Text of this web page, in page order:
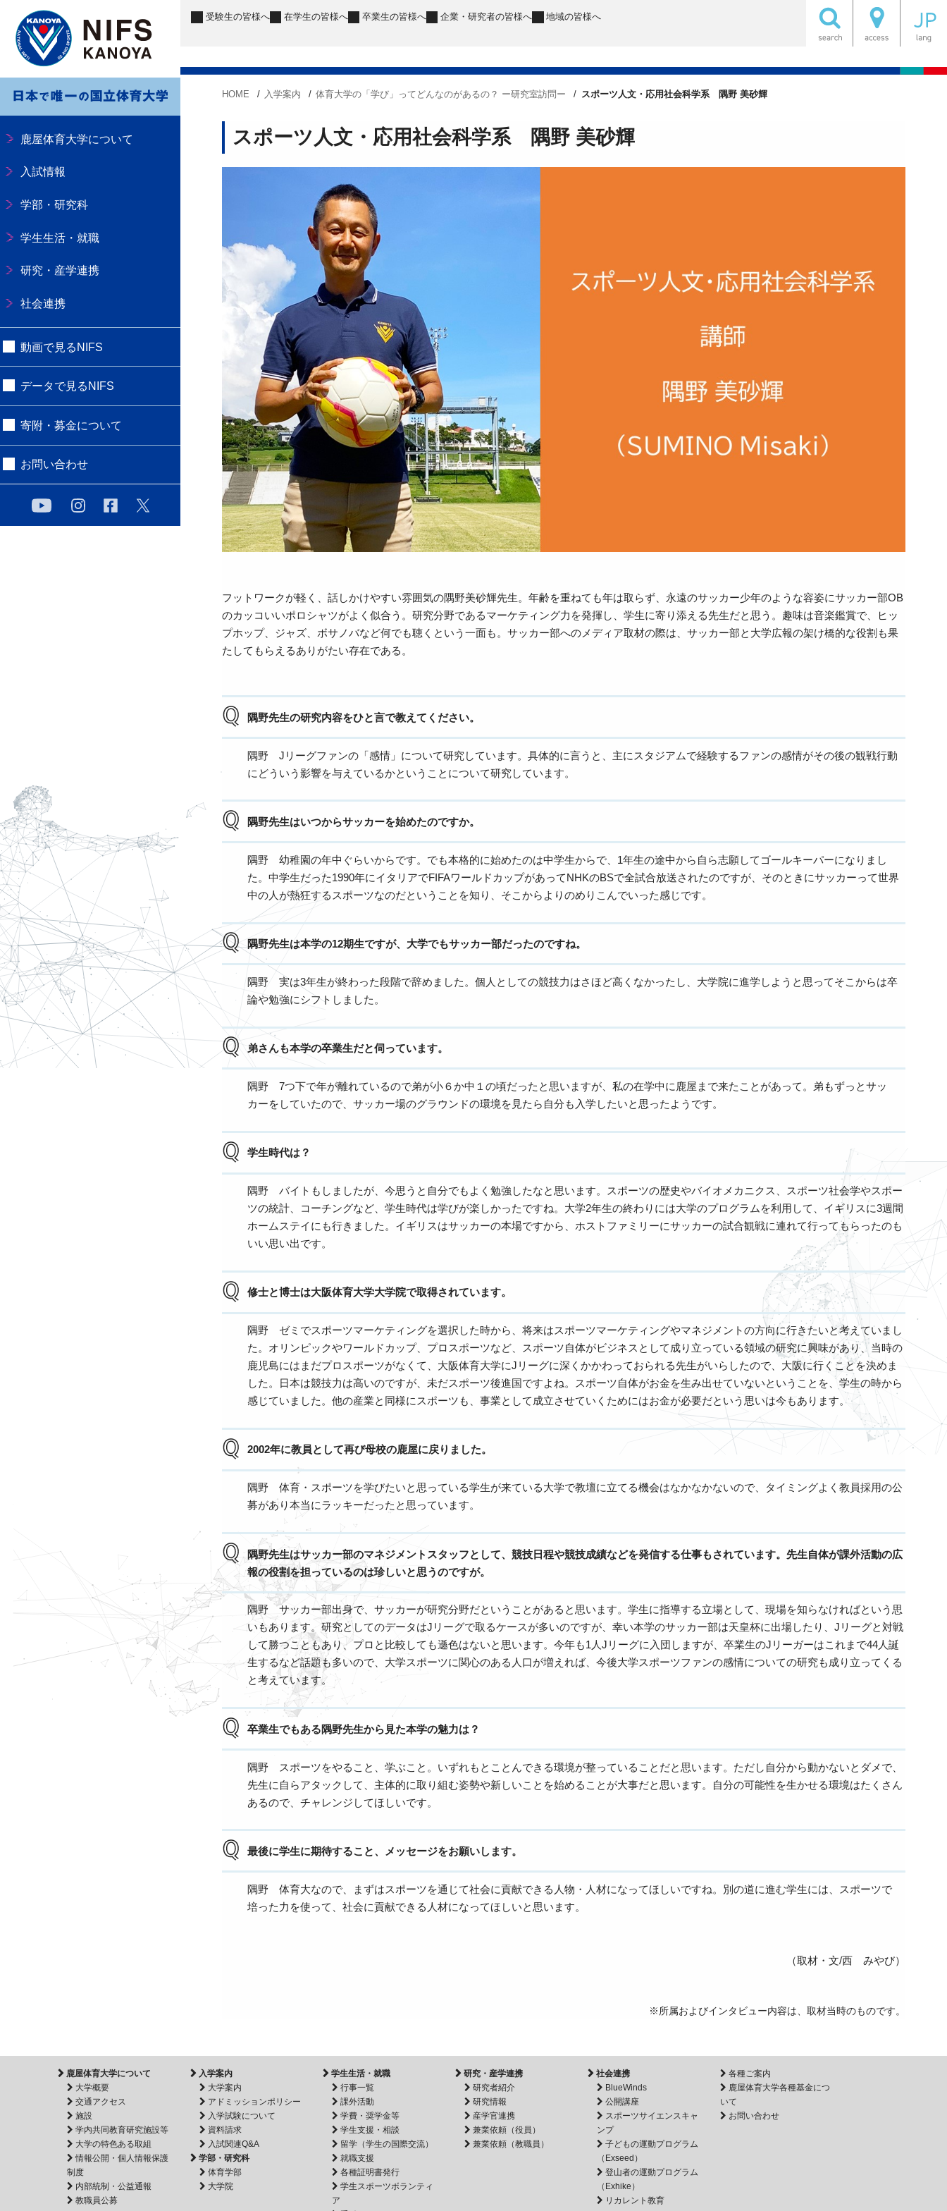
鹿屋体育大学について
入試情報
学部・研究科
学生生活・就職
研究・産学連携
社会連携
動画で見るNIFS
データで見るNIFS
寄附・募金について
お問い合わせ
受験生の皆様へ 在学生の皆様へ 卒業生の皆様へ 企業・研究者の皆様へ 地域の皆様へ
HOME 入学案内 体育大学の「学び」ってどんなのがあるの？ ー研究室訪問ー スポーツ人文・応用社会科学系 隅野 美砂輝
スポーツ人文・応用社会科学系 隅野 美砂輝
フットワークが軽く、話しかけやすい雰囲気の隅野美砂輝先生。年齢を重ねても年は取らず、永遠のサッカー少年のような容姿にサッカー部OB
のカッコいいポロシャツがよく似合う。研究分野であるマーケティング力を発揮し、学生に寄り添える先生だと思う。趣味は音楽鑑賞で、ヒッ
プホップ、ジャズ、ボサノバなど何でも聴くという一面も。サッカー部へのメディア取材の際は、サッカー部と大学広報の架け橋的な役割も果
たしてもらえるありがたい存在である。
隅野先生の研究内容をひと言で教えてください。
隅野 Jリーグファンの「感情」について研究しています。具体的に言うと、主にスタジアムで経験するファンの感情がその後の観戦行動
にどういう影響を与えているかということについて研究しています。
隅野先生はいつからサッカーを始めたのですか。
隅野 幼稚園の年中ぐらいからです。でも本格的に始めたのは中学生からで、1年生の途中から自ら志願してゴールキーパーになりまし
た。中学生だった1990年にイタリアでFIFAワールドカップがあってNHKのBSで全試合放送されたのですが、そのときにサッカーって世界
中の人が熱狂するスポーツなのだということを知り、そこからよりのめりこんでいった感じです。
隅野先生は本学の12期生ですが、大学でもサッカー部だったのですね。
隅野 実は3年生が終わった段階で辞めました。個人としての競技力はさほど高くなかったし、大学院に進学しようと思ってそこからは卒
論や勉強にシフトしました。
弟さんも本学の卒業生だと伺っています。
隅野 7つ下で年が離れているので弟が小６か中１の頃だったと思いますが、私の在学中に鹿屋まで来たことがあって。弟もずっとサッ
カーをしていたので、サッカー場のグラウンドの環境を見たら自分も入学したいと思ったようです。
学生時代は？
隅野 バイトもしましたが、今思うと自分でもよく勉強したなと思います。スポーツの歴史やバイオメカニクス、スポーツ社会学やスポー
ツの統計、コーチングなど、学生時代は学びが楽しかったですね。大学2年生の終わりには大学のプログラムを利用して、イギリスに3週間
ホームステイにも行きました。イギリスはサッカーの本場ですから、ホストファミリーにサッカーの試合観戦に連れて行ってもらったのも
いい思い出です。
修士と博士は大阪体育大学大学院で取得されています。
隅野 ゼミでスポーツマーケティングを選択した時から、将来はスポーツマーケティングやマネジメントの方向に行きたいと考えていまし
た。オリンピックやワールドカップ、プロスポーツなど、スポーツ自体がビジネスとして成り立っている領域の研究に興味があり、当時の
鹿児島にはまだプロスポーツがなくて、大阪体育大学にJリーグに深くかかわっておられる先生がいらしたので、大阪に行くことを決めま
した。日本は競技力は高いのですが、未だスポーツ後進国ですよね。スポーツ自体がお金を生み出せていないということを、学生の時から
感じていました。他の産業と同様にスポーツも、事業として成立させていくためにはお金が必要だという思いは今もあります。
2002年に教員として再び母校の鹿屋に戻りました。
隅野 体育・スポーツを学びたいと思っている学生が来ている大学で教壇に立てる機会はなかなかないので、タイミングよく教員採用の公
募があり本当にラッキーだったと思っています。
隅野先生はサッカー部のマネジメントスタッフとして、競技日程や競技成績などを発信する仕事もされています。先生自体が課外活動の広
報の役割を担っているのは珍しいと思うのですが。
隅野 サッカー部出身で、サッカーが研究分野だということがあると思います。学生に指導する立場として、現場を知らなければという思
いもあります。研究としてのデータはJリーグで取るケースが多いのですが、幸い本学のサッカー部は天皇杯に出場したり、Jリーグと対戦
して勝つこともあり、プロと比較しても遜色はないと思います。今年も1人Jリーグに入団しますが、卒業生のJリーガーはこれまで44人誕
生するなど話題も多いので、大学スポーツに関心のある人口が増えれば、今後大学スポーツファンの感情についての研究も成り立ってくる
と考えています。
卒業生でもある隅野先生から見た本学の魅力は？
隅野 スポーツをやること、学ぶこと。いずれもとことんできる環境が整っていることだと思います。ただし自分から動かないとダメで、
先生に自らアタックして、主体的に取り組む姿勢や新しいことを始めることが大事だと思います。自分の可能性を生かせる環境はたくさん
あるので、チャレンジしてほしいです。
最後に学生に期待すること、メッセージをお願いします。
隅野 体育大なので、まずはスポーツを通じて社会に貢献できる人物・人材になってほしいですね。別の道に進む学生には、スポーツで
培った力を使って、社会に貢献できる人材になってほしいと思います。
（取材・文/西 みやび）
※所属およびインタビュー内容は、取材当時のものです。
鹿屋体育大学について
大学概要
交通アクセス
施設
学内共同教育研究施設等
大学の特色ある取組
情報公開・個人情報保護
制度
内部統制・公益通報
教職員公募
入学案内
大学案内
アドミッションポリシー
入学試験について
資料請求
入試関連Q&A
学部・研究科
体育学部
大学院
学生生活・就職
行事一覧
課外活動
学費・奨学金等
学生支援・相談
留学（学生の国際交流）
就職支援
各種証明書発行
学生スポーツボランティ
ア
研究・産学連携
研究者紹介
研究情報
産学官連携
兼業依頼（役員）
兼業依頼（教職員）
社会連携
BlueWinds
公開講座
スポーツサイエンスキャ
ンプ
子どもの運動プログラム
（Exseed）
登山者の運動プログラム
（Exhike）
リカレント教育
各種ご案内
鹿屋体育大学各種基金につ
いて
お問い合わせ